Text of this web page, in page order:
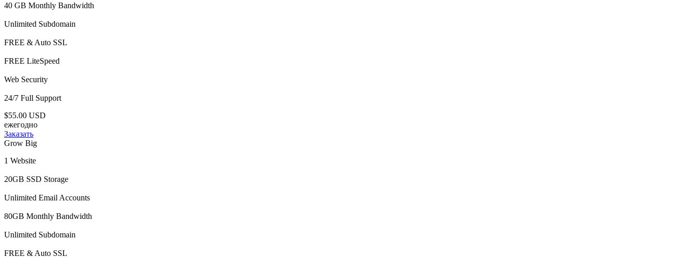
40 GB Monthly Bandwidth
Unlimited Subdomain
FREE & Auto SSL
FREE LiteSpeed
Web Security
24/7 Full Support
$55.00 USD
ежегодно
Заказать
Grow Big
1 Website
20GB SSD Storage
Unlimited Email Accounts
80GB Monthly Bandwidth
Unlimited Subdomain
FREE & Auto SSL